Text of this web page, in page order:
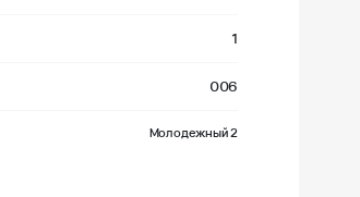
1
006
Молодежный 2